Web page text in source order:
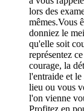
lors des
mêmes.Vous
donniez le
qu'elle soit
représentez
courage, la
l'entraide et
lieu ou vous
l'on vienne